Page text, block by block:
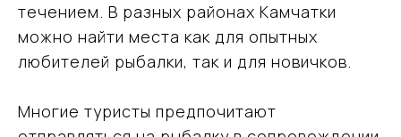
течением. В разных районах Камчатки
можно найти места как для опытных
любителей рыбалки, так и для новичков.
Многие туристы предпочитают